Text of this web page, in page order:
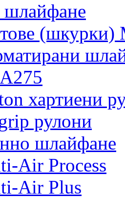
хартиени
рулони
шлайфане
Air Process
Air Plus